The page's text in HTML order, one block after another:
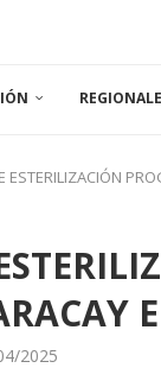
ESTERILIZACIÓN
2025